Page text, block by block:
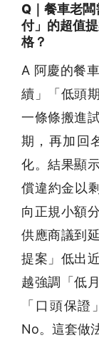
Q｜餐車老闆
付」的超值
格？
A 阿慶的餐
續」「低頭
一條條搬進
期，再加回
化。結果顯
償違約金以
向正規小額
供應商議到
提案」低出
越強調「低
「口頭保
No。這套做